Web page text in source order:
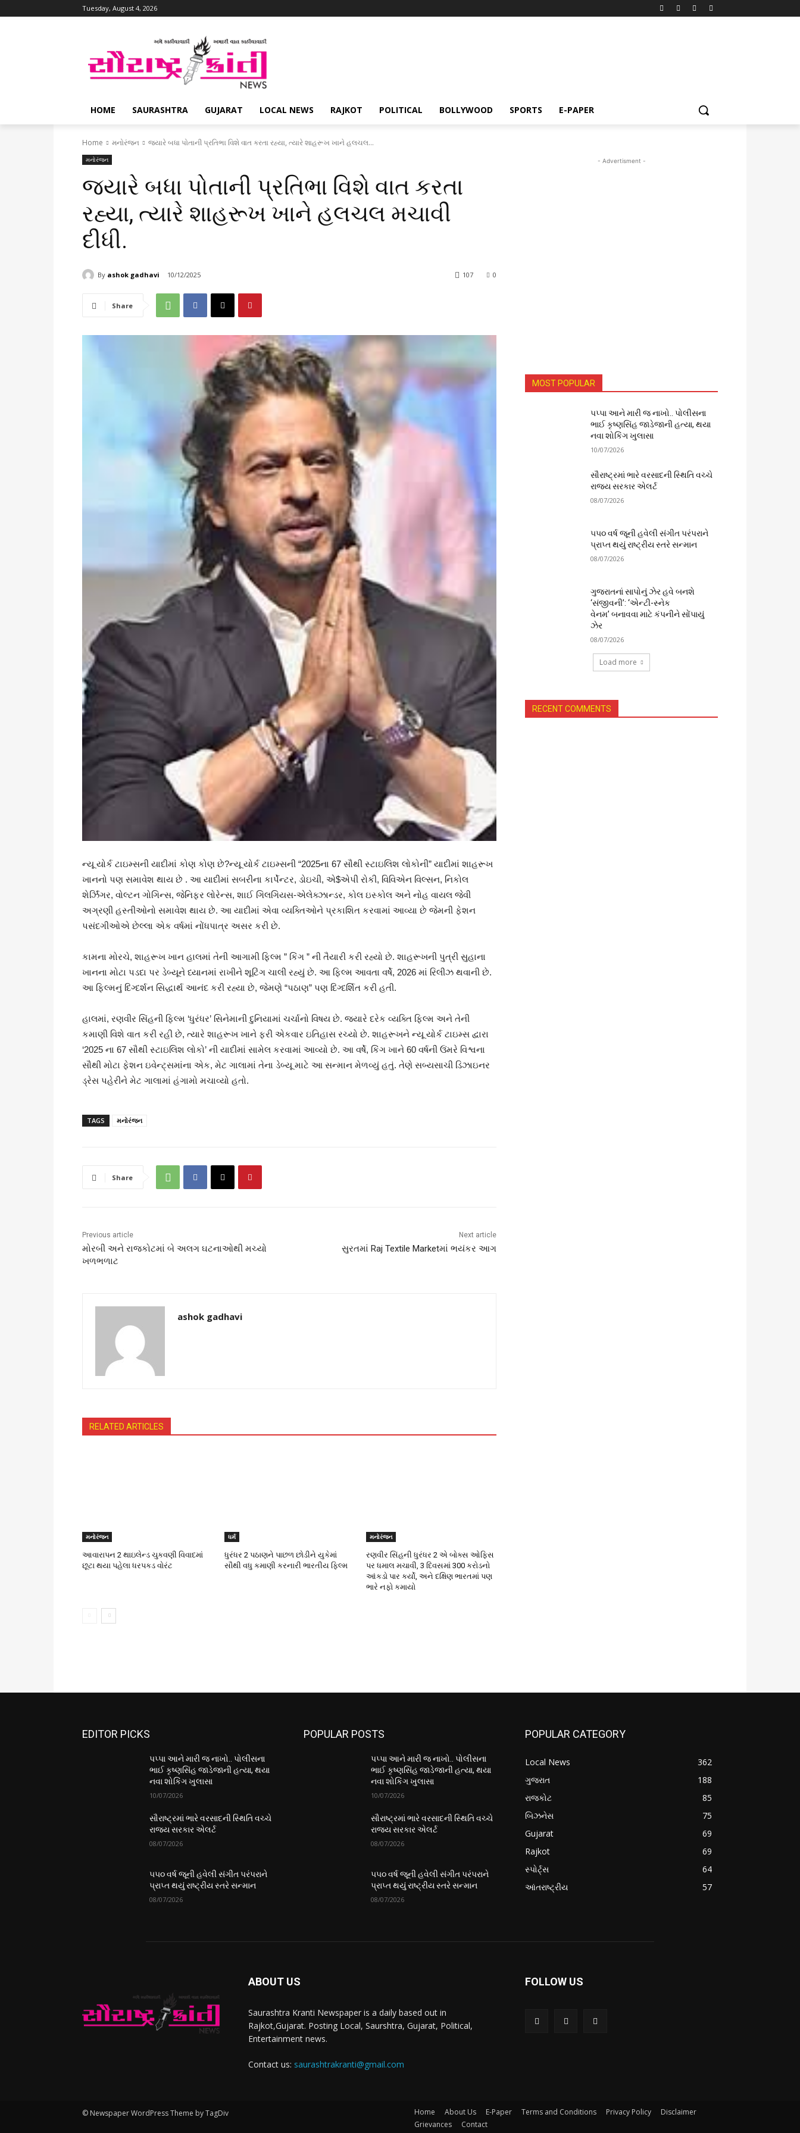
Tuesday, August 4, 2026
HOME SAURASHTRA GUJARAT LOCAL NEWS RAJKOT POLITICAL BOLLYWOOD SPORTS E-PAPER
Home મનોરંજન જ્યારે બધા પોતાની પ્રતિભા વિશે વાત કરતા રહ્યા, ત્યારે શાહરૂખ ખાને હલચલ...
મનોરંજન
જ્યારે બધા પોતાની પ્રતિભા વિશે વાત કરતા
રહ્યા, ત્યારે શાહરૂખ ખાને હલચલ મચાવી
દીધી.
By ashok gadhavi 10/12/2025 0
107
Share
ન્યૂ યોર્ક ટાઇમ્સની યાદીમાં કોણ કોણ છે?ન્યૂ યોર્ક ટાઇમ્સની “2025ના 67 સૌથી સ્ટાઇલિશ લોકોની” યાદીમાં શાહરૂખ
ખાનનો પણ સમાવેશ થાય છે . આ યાદીમાં સબરીના કાર્પેન્ટર, ડોઇચી, એ$એપી રોકી, વિવિએન વિલ્સન, નિકોલ
શેર્ઝિંગર, વોલ્ટન ગોગિન્સ, જેનિફર લોરેન્સ, શાઈ ગિલગિયસ-એલેક્ઝાન્ડર, કોલ ઇસ્કોલ અને નોહ વાયલ જેવી
અગ્રણી હસ્તીઓનો સમાવેશ થાય છે. આ યાદીમાં એવા વ્યક્તિઓને પ્રકાશિત કરવામાં આવ્યા છે જેમની ફેશન
પસંદગીઓએ છેલ્લા એક વર્ષમાં નોંધપાત્ર અસર કરી છે.
કામના મોરચે, શાહરૂખ ખાન હાલમાં તેની આગામી ફિલ્મ ” કિંગ ” ની તૈયારી કરી રહ્યો છે. શાહરૂખની પુત્રી સુહાના
ખાનના મોટા પડદા પર ડેબ્યૂને ધ્યાનમાં રાખીને શૂટિંગ ચાલી રહ્યું છે. આ ફિલ્મ આવતા વર્ષે, 2026 માં રિલીઝ થવાની છે.
આ ફિલ્મનું દિગ્દર્શન સિદ્ધાર્થ આનંદ કરી રહ્યા છે, જેમણે “પઠાણ” પણ દિગ્દર્શિત કરી હતી.
હાલમાં, રણવીર સિંહની ફિલ્મ ‘ધુરંધર’ સિનેમાની દુનિયામાં ચર્ચાનો વિષય છે. જ્યારે દરેક વ્યક્તિ ફિલ્મ અને તેની
કમાણી વિશે વાત કરી રહી છે, ત્યારે શાહરૂખ ખાને ફરી એકવાર ઇતિહાસ રચ્યો છે. શાહરૂખને ન્યૂ યોર્ક ટાઇમ્સ દ્વારા
‘2025 ના 67 સૌથી સ્ટાઇલિશ લોકો’ ની યાદીમાં સામેલ કરવામાં આવ્યો છે. આ વર્ષે, કિંગ ખાને 60 વર્ષની ઉંમરે વિશ્વના
સૌથી મોટા ફેશન ઇવેન્ટ્સમાંના એક, મેટ ગાલામાં તેના ડેબ્યૂ માટે આ સન્માન મેળવ્યું હતું. તેણે સબ્યસાચી ડિઝાઇનર
ડ્રેસ પહેરીને મેટ ગાલામાં હંગામો મચાવ્યો હતો.
TAGS મનોરંજન
Share
Previous article
મોરબી અને રાજકોટમાં બે અલગ ઘટનાઓથી મચ્યો
ખળભળાટ
Next article
સુરતમાં Raj Textile Marketમાં ભયંકર આગ
ashok gadhavi
RELATED ARTICLES
મનોરંજન
આવારાપન 2 થાઇલેન્ડ ચુકવણી વિવાદમાં
છૂટા થયા પહેલા ધરપકડ વોરંટ
ધર્મ
ધુરંધર 2 પઠાણને પાછળ છોડીને યુકેમાં
સૌથી વધુ કમાણી કરનારી ભારતીય ફિલ્મ
મનોરંજન
રણવીર સિંહની ધુરંધર 2 એ બોક્સ ઓફિસ
પર ધમાલ મચાવી, 3 દિવસમાં 300 કરોડનો
આંકડો પાર કર્યો, અને દક્ષિણ ભારતમાં પણ
ભારે નફો કમાયો
- Advertisment -
MOST POPULAR
પપ્પા આને મારી જ નાખો.. પોલીસના
ભાઈ કૃષ્ણસિંહ જાડેજાની હત્યા, થયા
નવા શોકિંગ ખુલાસા
10/07/2026
સૌરાષ્ટ્રમાં ભારે વરસાદની સ્થિતિ વચ્ચે
રાજ્ય સરકાર એલર્ટ
08/07/2026
૫૫૦ વર્ષ જૂની હવેલી સંગીત પરંપરાને
પ્રાપ્ત થયું રાષ્ટ્રીય સ્તરે સન્માન
08/07/2026
ગુજરાતનાં સાપોનું ઝેર હવે બનશે
‘સંજીવની’: ‘એન્ટી-સ્નેક
વેનમ’ બનાવવા માટે કંપનીને સોંપાયું
ઝેર
08/07/2026
Load more
RECENT COMMENTS
EDITOR PICKS
પપ્પા આને મારી જ નાખો.. પોલીસના
ભાઈ કૃષ્ણસિંહ જાડેજાની હત્યા, થયા
નવા શોકિંગ ખુલાસા
10/07/2026
સૌરાષ્ટ્રમાં ભારે વરસાદની સ્થિતિ વચ્ચે
રાજ્ય સરકાર એલર્ટ
08/07/2026
૫૫૦ વર્ષ જૂની હવેલી સંગીત પરંપરાને
પ્રાપ્ત થયું રાષ્ટ્રીય સ્તરે સન્માન
08/07/2026
POPULAR POSTS
પપ્પા આને મારી જ નાખો.. પોલીસના
ભાઈ કૃષ્ણસિંહ જાડેજાની હત્યા, થયા
નવા શોકિંગ ખુલાસા
10/07/2026
સૌરાષ્ટ્રમાં ભારે વરસાદની સ્થિતિ વચ્ચે
રાજ્ય સરકાર એલર્ટ
08/07/2026
૫૫૦ વર્ષ જૂની હવેલી સંગીત પરંપરાને
પ્રાપ્ત થયું રાષ્ટ્રીય સ્તરે સન્માન
08/07/2026
POPULAR CATEGORY
Local News
362
ગુજરાત
188
રાજકોટ
85
બિઝનેસ
75
Gujarat
69
Rajkot
69
સ્પોર્ટ્સ
64
આંતરાષ્ટ્રીય
57
ABOUT US
Saurashtra Kranti Newspaper is a daily based out in
Rajkot,Gujarat. Posting Local, Saurshtra, Gujarat, Political,
Entertainment news.
Contact us: saurashtrakranti@gmail.com
FOLLOW US
© Newspaper WordPress Theme by TagDiv Home About Us E-Paper Terms and Conditions Privacy Policy
Disclaimer
Grievances
Contact